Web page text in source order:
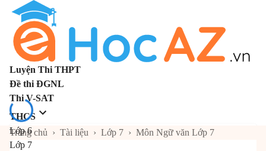
Luyện Thi THPT
Đề thi ĐGNL
Thi V-SAT
THCS
Lớp 6
Lớp 7
Trang chủ › Tài liệu › Lớp 7 › Môn Ngữ văn Lớp 7